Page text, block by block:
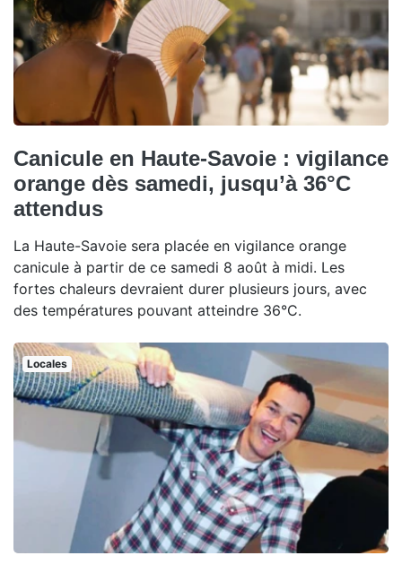
Canicule en Haute-Savoie : vigilance
orange dès samedi, jusqu’à 36°C
attendus
La Haute-Savoie sera placée en vigilance orange
canicule à partir de ce samedi 8 août à midi. Les
fortes chaleurs devraient durer plusieurs jours, avec
des températures pouvant atteindre 36°C.
Locales